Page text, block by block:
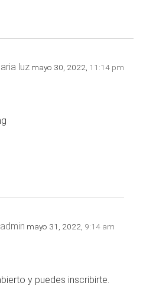
luz mayo 30, 2022, 11:14 pm
admin mayo 31, 2022, 9:14 am
y puedes inscribirte.